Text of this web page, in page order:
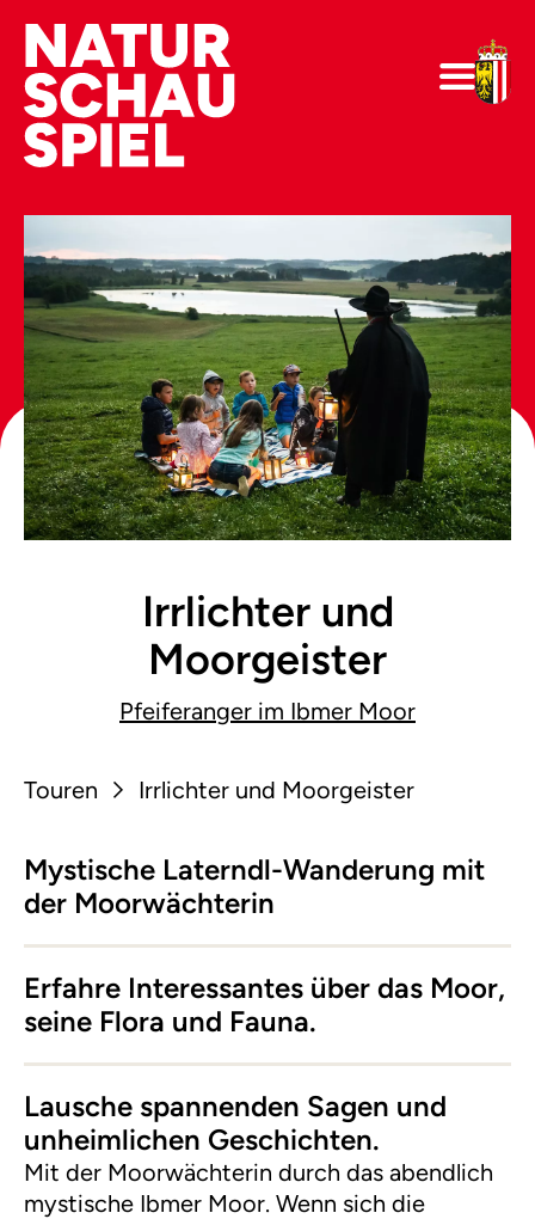
Irrlichter und
Moorgeister
Pfeiferanger im Ibmer Moor
Touren Irrlichter und Moorgeister
Mystische Laterndl-Wanderung mit
der Moorwächterin
Erfahre Interessantes über das Moor,
seine Flora und Fauna.
Lausche spannenden Sagen und
unheimlichen Geschichten.
Mit der Moorwächterin durch das abendlich
mystische Ibmer Moor. Wenn sich die